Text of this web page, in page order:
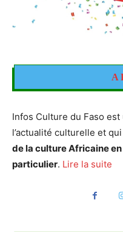
A
Infos Culture du Faso
l’actualité culturelle et
de la culture Africaine
particulier. Lire la suite